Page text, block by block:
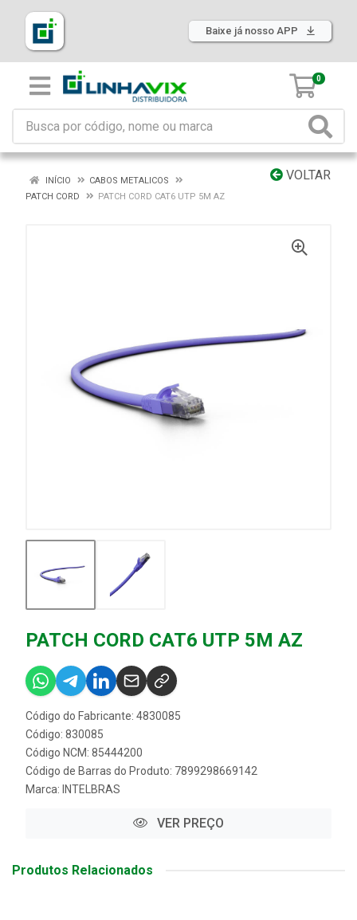
Baixe já nosso APP
0
VOLTAR
INÍCIO
CABOS METALICOS
PATCH CORD
PATCH CORD CAT6 UTP 5M AZ
PATCH CORD CAT6 UTP 5M AZ
Código do Fabricante: 4830085
Código: 830085
Código NCM: 85444200
Código de Barras do Produto: 7899298669142
Marca: INTELBRAS
VER PREÇO
Produtos Relacionados